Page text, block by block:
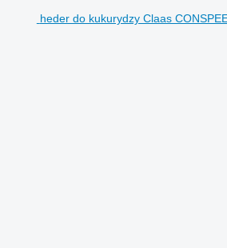
heder do kukurydzy Claas